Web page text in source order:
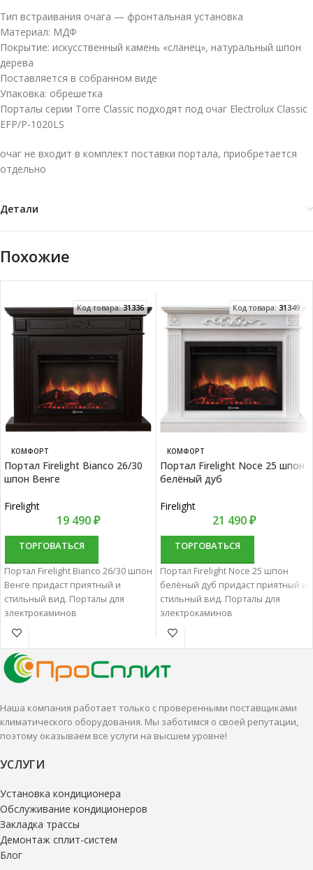
Тип встраивания очага — фронтальная установка
Материал: МДФ
Покрытие: искусственный камень «сланец», натуральный шпон
дерева
Поставляется в собранном виде
Упаковка: обрешетка
Порталы серии Torre Classic подходят под очаг Electrolux Classic
EFP/P-1020LS
очаг не входит в комплект поставки портала, приобретается
отдельно
Детали
Похожие
Код товара:31336
КОМФОРТ
Портал Firelight Bianco 26/30
шпон Венге
Firelight
19 490₽
ТОРГОВАТЬСЯ
Портал Firelight Bianco 26/30 шпон
Венге придаст приятный и
стильный вид. Порталы для
электрокаминов
характеризуются отменным
качеством и надежностью.
Код товара:31349
КОМФОРТ
Портал Firelight Noce 25 шпон
белёный дуб
Firelight
21 490₽
ТОРГОВАТЬСЯ
Портал Firelight Noce 25 шпон
белёный дуб придаст приятный и
стильный вид. Порталы для
электрокаминов
характеризуются отменным
качеством и надежностью.
Наша компания работает только с проверенными поставщиками
климатического оборудования. Мы заботимся о своей репутации,
поэтому оказываем все услуги на высшем уровне!
УСЛУГИ
Установка кондиционера
Обслуживание кондиционеров
Закладка трассы
Демонтаж сплит-систем
Блог